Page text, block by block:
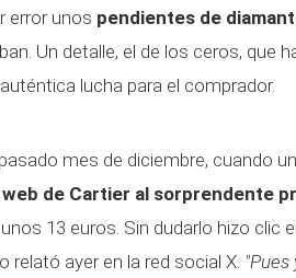
error unos pendientes de
Un detalle, el de los ceros, que
lucha para el comprador.
mes de diciembre, cuando
de Cartier al sorprendente
13 euros. Sin dudarlo hizo clic
relató ayer en la red social X.